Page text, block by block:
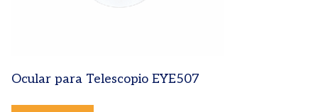
Ocular para Telescopio EYE507